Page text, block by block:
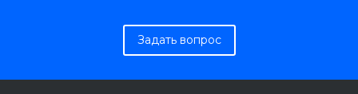
Задать вопрос